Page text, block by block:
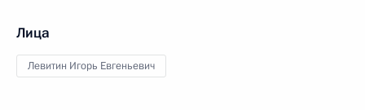
Лица
Левитин Игорь Евгеньевич